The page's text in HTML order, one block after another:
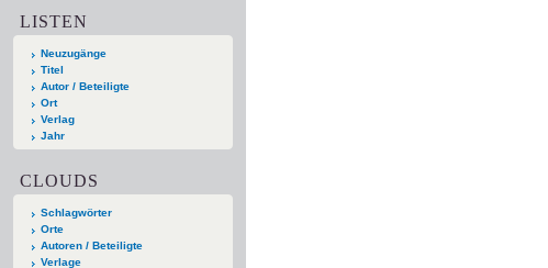
LISTEN
Neuzugänge
Titel
Autor / Beteiligte
Ort
Verlag
Jahr
CLOUDS
Schlagwörter
Orte
Autoren / Beteiligte
Verlage